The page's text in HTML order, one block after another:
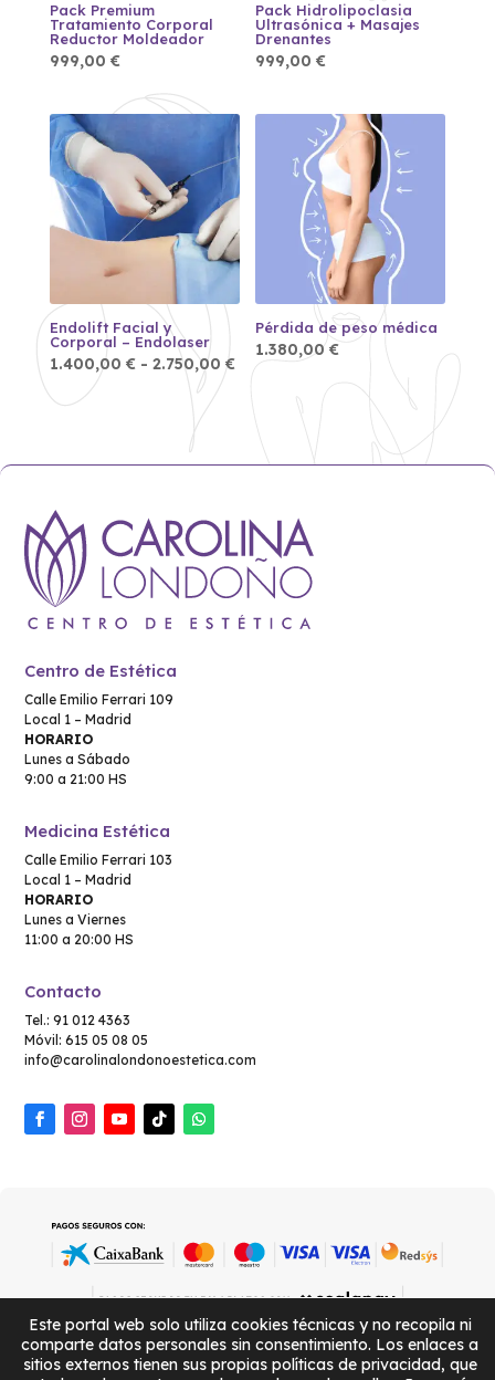
Pack Premium
Tratamiento Corporal
Reductor Moldeador
999,00 €
Pack Hidrolipoclasia
Ultrasónica + Masajes
Drenantes
999,00€
Endolift Facial y
Corporal – Endolaser
1.400,00 € - 2.750,00 €Rango
de
1.400,00 €
hasta
2.750,00 €
Pérdida de peso médica
1.380,00€
Centro de Estética
Calle Emilio Ferrari 109
Local 1 – Madrid
HORARIO
Lunes a Sábado
9:00 a 21:00 HS
Medicina Estética
Calle Emilio Ferrari 103
Local 1 – Madrid
HORARIO
Lunes a Viernes
11:00 a 20:00 HS
Contacto
Tel.: 91 012 4363
Móvil: 615 05 08 05
info@carolinalondonoestetica.com
POLÍTICA DE PRIVACIDAD
Este portal web solo utiliza cookies técnicas y no recopila ni
comparte datos personales sin consentimiento. Los enlaces a
sitios externos tienen sus propias políticas de privacidad, que